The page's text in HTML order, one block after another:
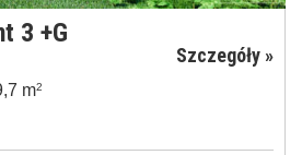
3 +G
Szczegóły »
m2